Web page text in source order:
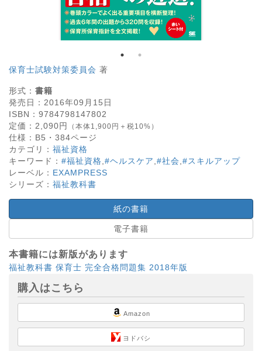
保育士試験対策委員会 著
形式： 書籍
発売日： 2016年09月15日
ISBN： 9784798147802
定価： 2,090円 （本体1,900円＋税10%）
仕様： B5・ 384ページ
カテゴリ： 福祉資格
キーワード： #福祉資格 #ヘルスケア #社会 #スキルアップ
レーベル： EXAMPRESS
シリーズ： 福祉教科書
紙の書籍
電子書籍
本書籍には新版があります
福祉教科書 保育士 完全合格問題集 2018年版
購入はこちら
Amazon
ヨドバシ